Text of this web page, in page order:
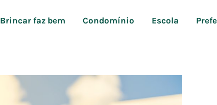
Brincar faz bem Condomínio Escola